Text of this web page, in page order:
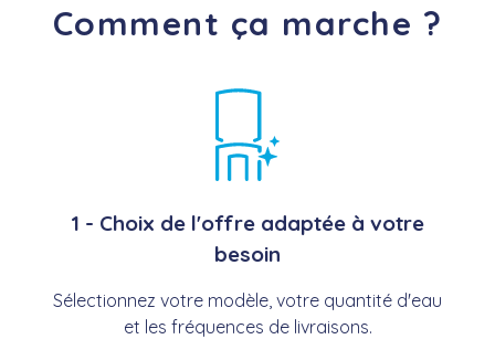
Comment ça marche ?
1 - Choix de l'offre adaptée à votre
besoin
Sélectionnez votre modèle, votre quantité d'eau
et les fréquences de livraisons.